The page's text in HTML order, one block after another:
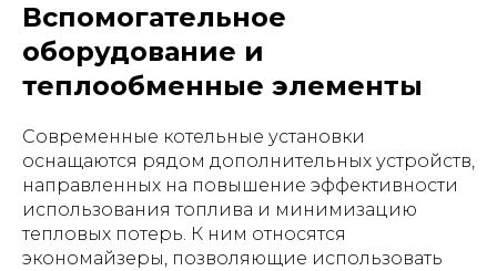
Вспомогательное
оборудование и
теплообменные элементы
Современные котельные установки
оснащаются рядом дополнительных устройств,
направленных на повышение эффективности
использования топлива и минимизацию
тепловых потерь. К ним относятся
экономайзеры, позволяющие использовать